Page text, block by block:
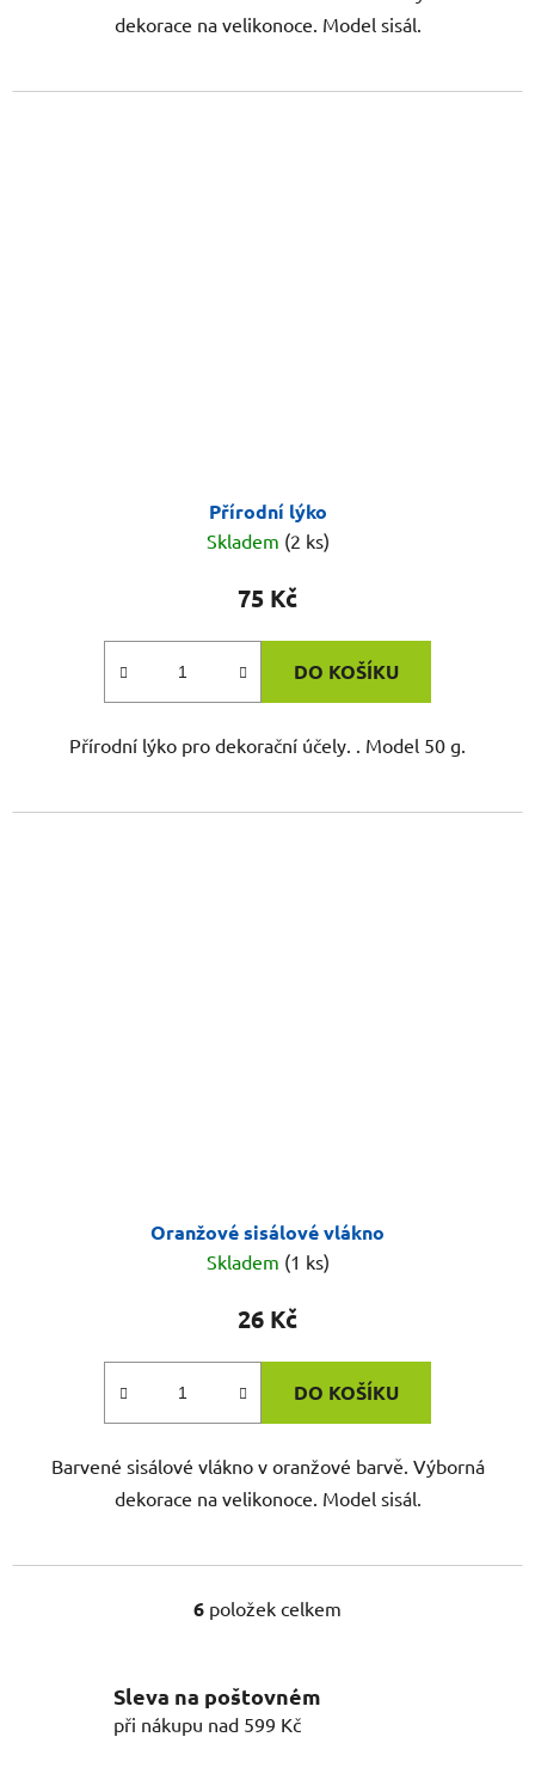
dekorace na velikonoce. Model sisál.
Přírodní lýko
Skladem (2 ks)
75 Kč
DO KOŠÍKU
Přírodní lýko pro dekorační účely. . Model 50 g.
Oranžové sisálové vlákno
Skladem (1 ks)
26 Kč
DO KOŠÍKU
Barvené sisálové vlákno v oranžové barvě. Výborná
dekorace na velikonoce. Model sisál.
O
á
d
6 položek celkem
Sleva na poštovném
při nákupu nad 599 Kč